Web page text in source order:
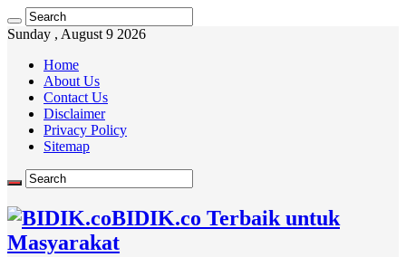
Sunday , August 9 2026
Home
About Us
Contact Us
Disclaimer
Privacy Policy
Sitemap
BIDIK.co Terbaik untuk
Masyarakat